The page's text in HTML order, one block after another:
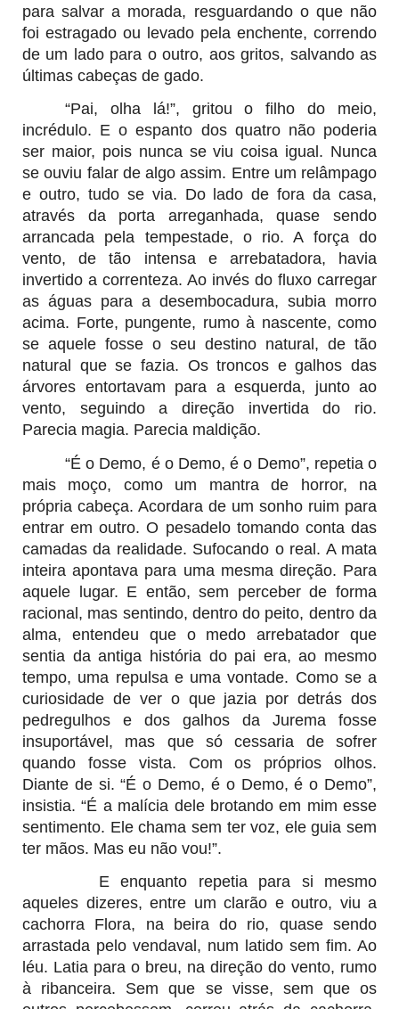
para salvar a morada, resguardando o que não
foi estragado ou levado pela enchente, correndo
de um lado para o outro, aos gritos, salvando as
últimas cabeças de gado.
“Pai, olha lá!”, gritou o filho do meio,
incrédulo. E o espanto dos quatro não poderia
ser maior, pois nunca se viu coisa igual. Nunca
se ouviu falar de algo assim. Entre um relâmpago
e outro, tudo se via. Do lado de fora da casa,
através da porta arreganhada, quase sendo
arrancada pela tempestade, o rio. A força do
vento, de tão intensa e arrebatadora, havia
invertido a correnteza. Ao invés do fluxo carregar
as águas para a desembocadura, subia morro
acima. Forte, pungente, rumo à nascente, como
se aquele fosse o seu destino natural, de tão
natural que se fazia. Os troncos e galhos das
árvores entortavam para a esquerda, junto ao
vento, seguindo a direção invertida do rio.
Parecia magia. Parecia maldição.
“É o Demo, é o Demo, é o Demo”, repetia o
mais moço, como um mantra de horror, na
própria cabeça. Acordara de um sonho ruim para
entrar em outro. O pesadelo tomando conta das
camadas da realidade. Sufocando o real. A mata
inteira apontava para uma mesma direção. Para
aquele lugar. E então, sem perceber de forma
racional, mas sentindo, dentro do peito, dentro da
alma, entendeu que o medo arrebatador que
sentia da antiga história do pai era, ao mesmo
tempo, uma repulsa e uma vontade. Como se a
curiosidade de ver o que jazia por detrás dos
pedregulhos e dos galhos da Jurema fosse
insuportável, mas que só cessaria de sofrer
quando fosse vista. Com os próprios olhos.
Diante de si. “É o Demo, é o Demo, é o Demo”,
insistia. “É a malícia dele brotando em mim esse
sentimento. Ele chama sem ter voz, ele guia sem
ter mãos. Mas eu não vou!”.
E enquanto repetia para si mesmo
aqueles dizeres, entre um clarão e outro, viu a
cachorra Flora, na beira do rio, quase sendo
arrastada pelo vendaval, num latido sem fim. Ao
léu. Latia para o breu, na direção do vento, rumo
à ribanceira. Sem que se visse, sem que os